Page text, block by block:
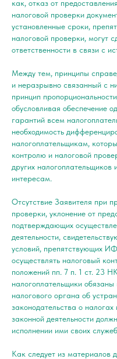
как, отказ от
налоговой проверки
установленные сроки,
налоговой проверки, могут
ответственности в связи с
Между тем, принципы
и неразрывно связанный с
принцип
обусловливая обеспечение
гарантий всем
необходимость
налогоплательщикам,
контролю и налоговой
других
интересам.
Отсутствие Заявителя при
проверки, уклонение от
подтверждающих
деятельности,
условий, препятствующих
осуществлять налоговый
положений пп. 7 п. 1 ст. 23
налогоплательщики
налогового органа об
законодательства о
законной деятельности
исполнении ими своих
Как следует из материалов